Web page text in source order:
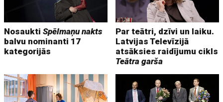
NosauktiSpēlmaņu nakts
balvu nominanti 17
kategorijās
Par teātri, dzīvi un laiku.
Latvijas Televīzijā
atsāksies raidījumu cikls
Teātra garša